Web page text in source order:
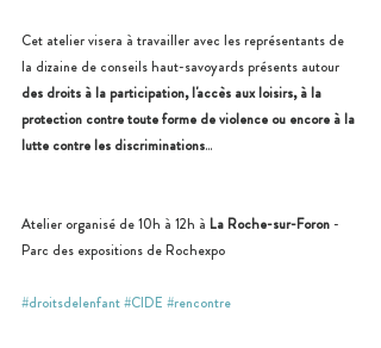
Cet atelier visera à travailler avec les représentants de
la dizaine de conseils haut-savoyards présents autour
des droits à la participation, l'accès aux loisirs, à la
protection contre toute forme de violence ou encore à la
lutte contre les discriminations...
Atelier organisé de 10h à 12h à La Roche-sur-Foron -
Parc des expositions de Rochexpo
#droitsdelenfant#CIDE #rencontre